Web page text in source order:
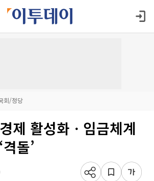
회/정당
제 활성화ㆍ임금체계
돌’